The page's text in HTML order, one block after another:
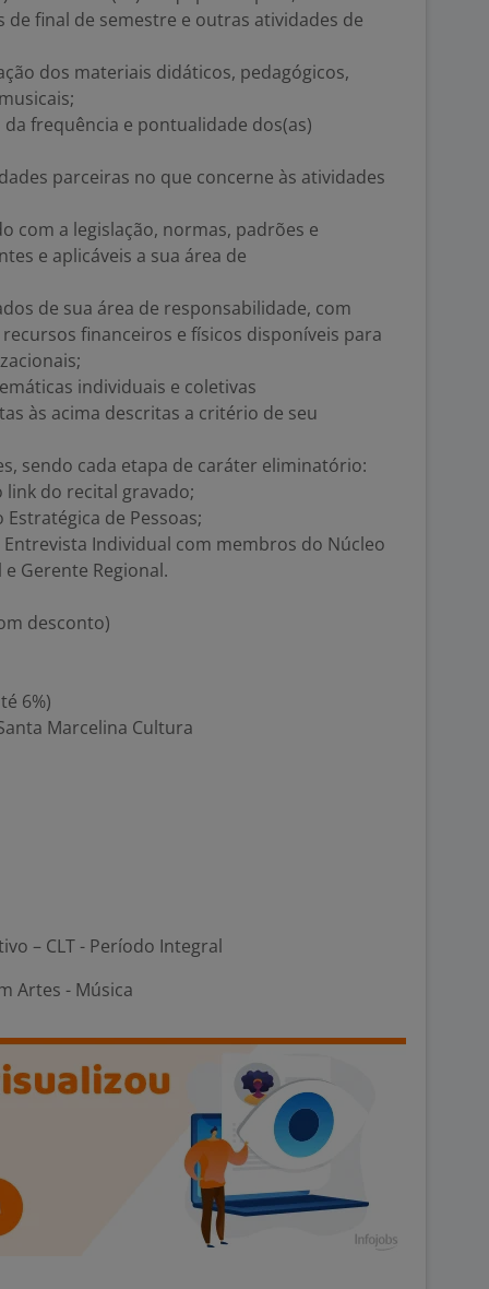
final de semestre e outras atividades de
dos materiais didáticos, pedagógicos,
frequência e pontualidade dos(as)
parceiras no que concerne às atividades
com a legislação, normas, padrões e
e aplicáveis a sua área de
de sua área de responsabilidade, com
financeiros e físicos disponíveis para
individuais e coletivas
às acima descritas a critério de seu
sendo cada etapa de caráter eliminatório:
link do recital gravado;
de Pessoas;
Individual com membros do Núcleo
Gerente Regional.
desconto)
6%)
Marcelina Cultura
– CLT - Período Integral
Artes - Música